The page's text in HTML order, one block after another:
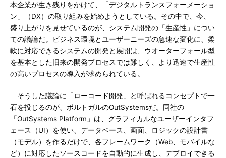
本企業が生き残りをかけて、「デジタルトランスフォーメーショ
ン」（DX）の取り組みを始めようとしている。その中で、今、
盛り上がりを見せているのが、システム開発の「生産性」につい
ての議論だ。ビジネス環境とユーザーニーズの急速な変化に、柔
軟に対応できるシステムの開発と展開は、ウオーターフォール型
を基本とした旧来の開発プロセスでは難しく、より迅速で生産性
の高いプロセスの導入が求められている。
そうした議論に「ローコード開発」と呼ばれるコンセプトで一
石を投じるのが、ポルトガルのOutSystemsだ。同社の
「OutSystems Platform」は、グラフィカルなユーザーインタフ
ェース（UI）を使い、データベース、画面、ロジックの設計書
（モデル）を作るだけで、各フレームワーク（Web、モバイルな
ど）に対応したソースコードを自動的に生成し、デプロイできる